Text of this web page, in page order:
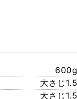
600g
大さじ1.5
大さじ1.5